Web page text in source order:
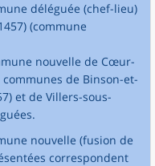
déléguée (chef-lieu)
(commune
nouvelle de Cœur-
de Binson-et-
et de Villers-sous-
nouvelle (fusion de
correspondent